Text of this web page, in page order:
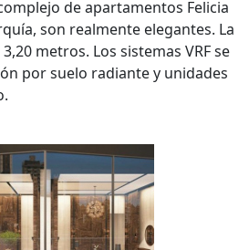
de apartamentos Felicia
son realmente elegantes. La
metros. Los sistemas VRF se
por suelo radiante y unidades